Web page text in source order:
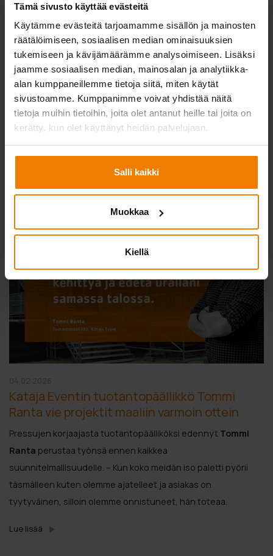
Tämä sivusto käyttää evästeitä
Käytämme evästeitä tarjoamamme sisällön ja mainosten
räätälöimiseen, sosiaalisen median ominaisuuksien
tukemiseen ja kävijämäärämme analysoimiseen. Lisäksi
jaamme sosiaalisen median, mainosalan ja analytiikka-
alan kumppaneillemme tietoja siitä, miten käytät
sivustoamme. Kumppanimme voivat yhdistää näitä
tietoja muihin tietoihin, joita olet antanut heille tai joita on
kerätty, kun olet käyttänyt heidän palvelujaan.
Salli kaikki
Muokkaa
Kiellä
02.04.2026
Henrik Modéer tytäryhtiömme ABABin
toimitusjohtajaksi
Telinekataja-konserni on nimittänyt Henrik Modéerin
toimitusjohtajaksi 13.4 2026 alkaen.
Kataja Eventin tuotantopäällikkö Tommi
Ranta vie projektit maaliin varmoin ottein
Pressujen korjaajasta tuotantopäälliköksi edennyt Tommi
Ranta perustaa työnsä ennen kaikkea
suunnitelmallisuudelle. – Kun koko meidän iso paletti pyörii
täsmälleen kuten olemme ajatelleet ja asiakas on
tyytyväinen, silloin olemme onnistuneet, hän toteaa.
Lue lisää